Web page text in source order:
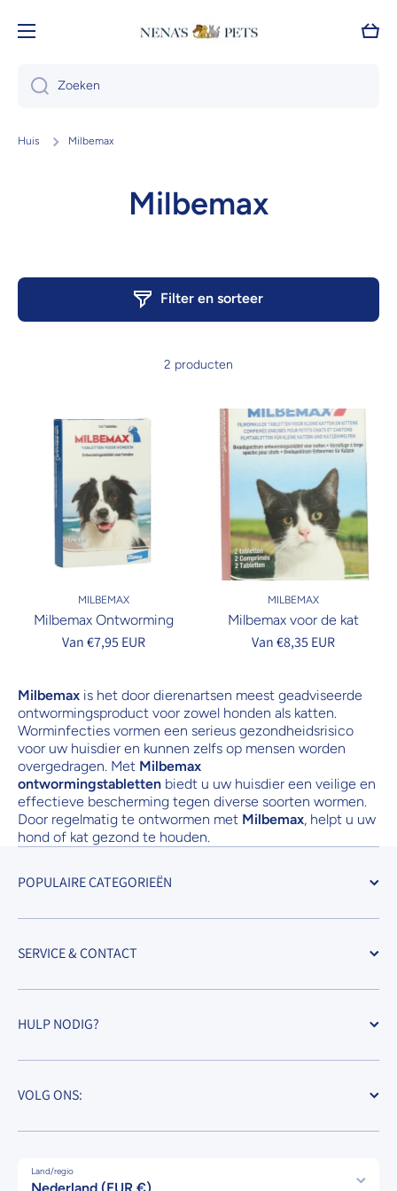
Doorgaan naar artikel
Zoeken
Huis Milbemax
Milbemax
Filter en sorteer
2 producten
MILBEMAX
Milbemax Ontworming
Van €7,95 EUR
MILBEMAX
Milbemax voor de kat
Van €8,35 EUR
Milbemax is het door dierenartsen meest geadviseerde
ontwormingsproduct voor zowel honden als katten.
Worminfecties vormen een serieus gezondheidsrisico
voor uw huisdier en kunnen zelfs op mensen worden
overgedragen. Met Milbemax
ontwormingstabletten biedt u uw huisdier een veilige en
effectieve bescherming tegen diverse soorten wormen.
Door regelmatig te ontwormen met Milbemax, helpt u uw
hond of kat gezond te houden.
POPULAIRE CATEGORIEËN
SERVICE & CONTACT
HULP NODIG?
VOLG ONS:
Land/regio
Nederland (EUR €)